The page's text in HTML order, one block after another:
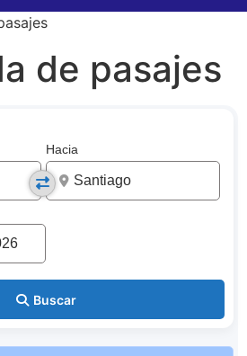
de pasajes
Hacia
Buscar